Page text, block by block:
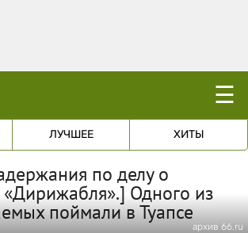
☰
ЛУЧШЕЕ ХИТЫ
по делу о
«Дирижабля».] Одного из
поймали в Туапсе
архив 66.ru